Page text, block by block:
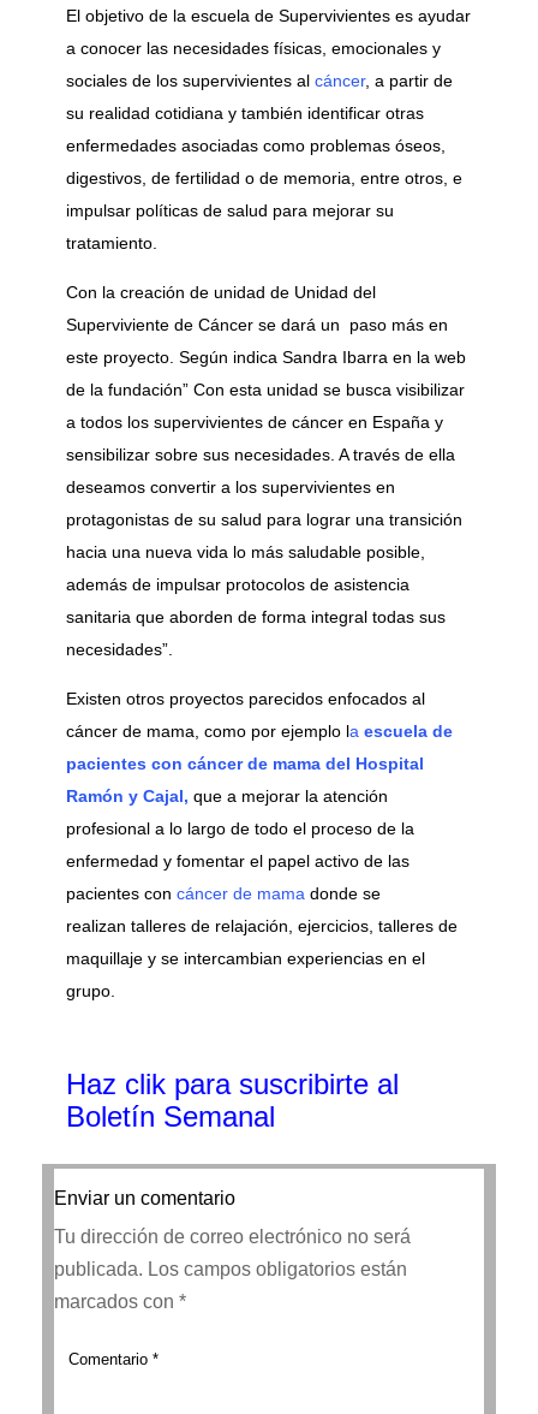
El objetivo de la escuela de Supervivientes es ayudar
a conocer las necesidades físicas, emocionales y
sociales de los supervivientes al cáncer, a partir de
su realidad cotidiana y también identificar otras
enfermedades asociadas como problemas óseos,
digestivos, de fertilidad o de memoria, entre otros, e
impulsar políticas de salud para mejorar su
tratamiento.
Con la creación de unidad de Unidad del
Superviviente de Cáncer se dará un paso más en
este proyecto. Según indica Sandra Ibarra en la web
de la fundación” Con esta unidad se busca visibilizar
a todos los supervivientes de cáncer en España y
sensibilizar sobre sus necesidades. A través de ella
deseamos convertir a los supervivientes en
protagonistas de su salud para lograr una transición
hacia una nueva vida lo más saludable posible,
además de impulsar protocolos de asistencia
sanitaria que aborden de forma integral todas sus
necesidades”.
Existen otros proyectos parecidos enfocados al
cáncer de mama, como por ejemplo laescuela de
pacientes con cáncer de mama del Hospital
Ramón y Cajal, que a mejorar la atención
profesional a lo largo de todo el proceso de la
enfermedad y fomentar el papel activo de las
pacientes con cáncer de mamadonde se
realizan talleres de relajación, ejercicios, talleres de
maquillaje y se intercambian experiencias en el
grupo.
Haz clik para suscribirte al
Boletín Semanal
Enviar un comentario
Tu dirección de correo electrónico no será
publicada. Los campos obligatorios están
marcados con *